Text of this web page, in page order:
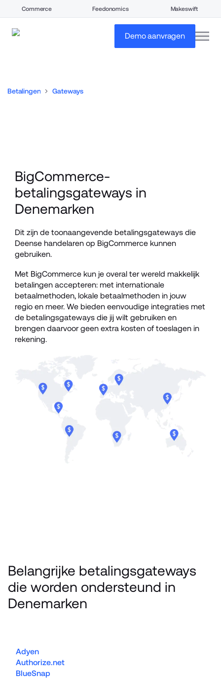
Commerce Feedonomics Makeswift
Demo aanvragen
Betalingen Gateways
BigCommerce-
betalingsgateways in
Denemarken
Dit zijn de toonaangevende betalingsgateways die
Deense handelaren op BigCommerce kunnen
gebruiken.
Met BigCommerce kun je overal ter wereld makkelijk
betalingen accepteren: met internationale
betaalmethoden, lokale betaalmethoden in jouw
regio en meer. We bieden eenvoudige integraties met
de betalingsgateways die jij wilt gebruiken en
brengen daarvoor geen extra kosten of toeslagen in
rekening.
Belangrijke betalingsgateways
die worden ondersteund in
Denemarken
Adyen
Authorize.net
BlueSnap